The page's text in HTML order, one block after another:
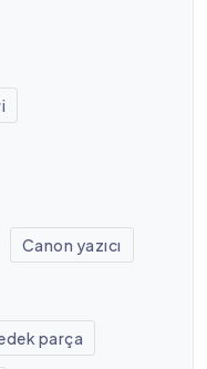
Canon yazıcı
parça